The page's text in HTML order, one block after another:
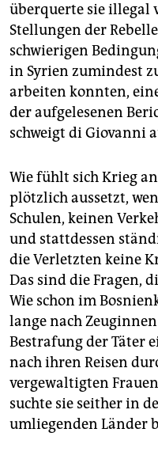
überquerte sie illegal
Stellungen der
schwierigen
in Syrien zumindest
arbeiten konnten,
der aufgelesenen
schweigt di Giovanni
Wie fühlt sich Krieg
plötzlich aussetzt,
Schulen, keinen
und stattdessen
die Verletzten keine
Das sind die Fragen,
Wie schon im
lange nach
Bestrafung der Täter
nach ihren Reisen
vergewaltigten
suchte sie seither in
umliegenden Länder